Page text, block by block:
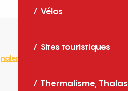
Vélos
Sites touristiques
Thermalisme,
une erreur